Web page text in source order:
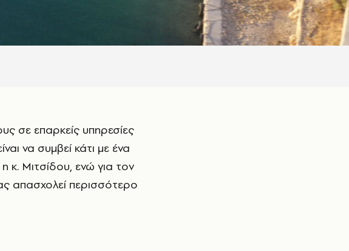
να συμβεί κάτι με ένα
κ. Μιτσίδου, ενώ για τον
απασχολεί περισσότερο